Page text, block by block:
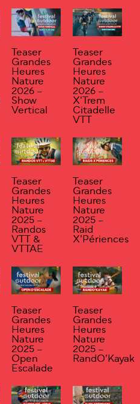
Teaser
Grandes
Heures
Nature
2026 –
Show
Vertical
Teaser
Grandes
Heures
Nature
2026 –
X’Trem
Citadelle
VTT
Teaser
Grandes
Heures
Nature
2025 –
Randos
VTT &
VTTAE
Teaser
Grandes
Heures
Nature
2025 –
Raid
X’Périences
Teaser
Grandes
Heures
Nature
2025 –
Open
Escalade
Teaser
Grandes
Heures
Nature
2025 –
RandO’Kayak